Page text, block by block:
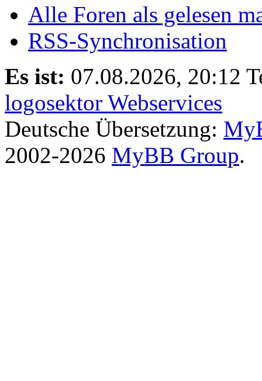
Alle Foren als gelesen
RSS-Synchronisation
Es ist: 07.08.2026, 20:12
logosektor Webservices
Deutsche Übersetzung:
2002-2026 MyBB Group.